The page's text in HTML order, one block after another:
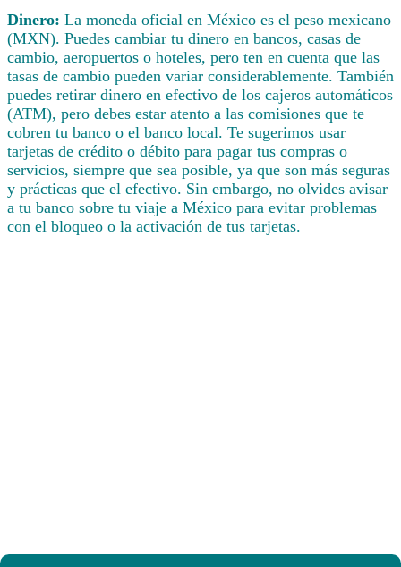
Dinero: La moneda oficial en México es el peso mexicano
(MXN). Puedes cambiar tu dinero en bancos, casas de
cambio, aeropuertos o hoteles, pero ten en cuenta que las
tasas de cambio pueden variar considerablemente. También
puedes retirar dinero en efectivo de los cajeros automáticos
(ATM), pero debes estar atento a las comisiones que te
cobren tu banco o el banco local. Te sugerimos usar
tarjetas de crédito o débito para pagar tus compras o
servicios, siempre que sea posible, ya que son más seguras
y prácticas que el efectivo. Sin embargo, no olvides avisar
a tu banco sobre tu viaje a México para evitar problemas
con el bloqueo o la activación de tus tarjetas.